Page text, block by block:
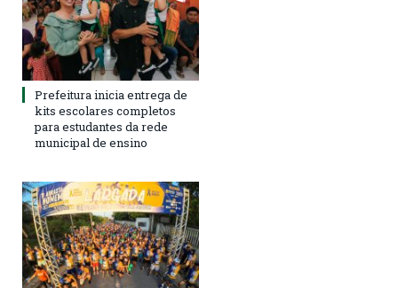
Prefeitura inicia entrega de
kits escolares completos
para estudantes da rede
municipal de ensino